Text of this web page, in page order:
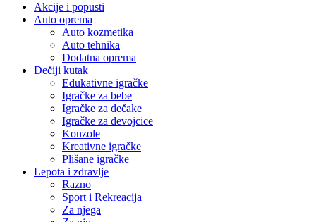
Akcije i popusti
Auto oprema
Auto kozmetika
Auto tehnika
Dodatna oprema
Dečiji kutak
Edukativne igračke
Igračke za bebe
Igračke za dečake
Igračke za devojcice
Konzole
Kreativne igračke
Plišane igračke
Lepota i zdravlje
Razno
Sport i Rekreacija
Za njega